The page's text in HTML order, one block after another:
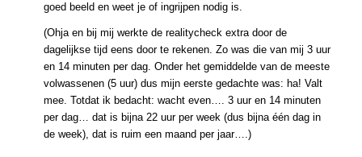
goed beeld en weet je of ingrijpen nodig is.
(Ohja en bij mij werkte de realitycheck extra door de
dagelijkse tijd eens door te rekenen. Zo was die van mij 3 uur
en 14 minuten per dag. Onder het gemiddelde van de meeste
volwassenen (5 uur) dus mijn eerste gedachte was: ha! Valt
mee. Totdat ik bedacht: wacht even…. 3 uur en 14 minuten
per dag… dat is bijna 22 uur per week (dus bijna één dag in
de week), dat is ruim een maand per jaar….)